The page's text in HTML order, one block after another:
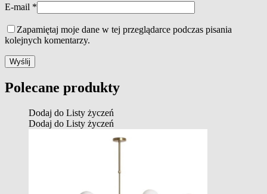
E-mail *
Zapamiętaj moje dane w tej przeglądarce podczas pisania
kolejnych komentarzy.
Polecane produkty
Dodaj do Listy życzeń
Dodaj do Listy życzeń